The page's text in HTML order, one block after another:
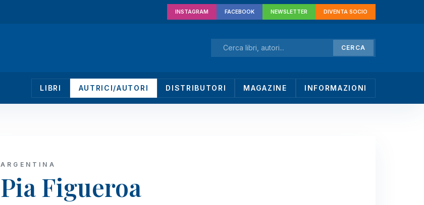
INSTAGRAM FACEBOOK NEWSLETTER DIVENTA SOCIO
CERCA
LIBRI AUTRICI/AUTORI DISTRIBUTORI MAGAZINE INFORMAZIONI
ARGENTINA
Pia Figueroa